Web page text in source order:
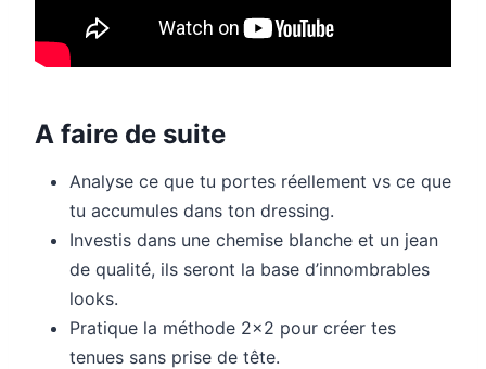
A faire de suite
Analyse ce que tu portes réellement vs ce que
tu accumules dans ton dressing.
Investis dans une chemise blanche et un jean
de qualité, ils seront la base d’innombrables
looks.
Pratique la méthode 2×2 pour créer tes
tenues sans prise de tête.